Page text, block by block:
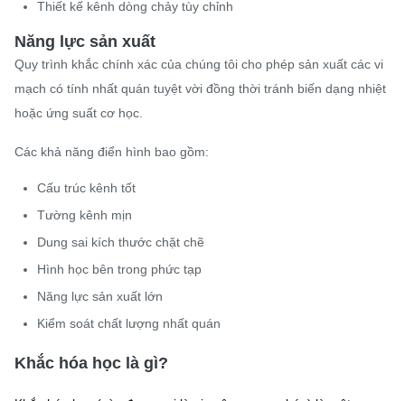
Thiết kế kênh dòng chảy tùy chỉnh
Năng lực sản xuất
Quy trình khắc chính xác của chúng tôi cho phép sản xuất các vi
mạch có tính nhất quán tuyệt vời đồng thời tránh biến dạng nhiệt
hoặc ứng suất cơ học.
Các khả năng điển hình bao gồm:
Cấu trúc kênh tốt
Tường kênh mịn
Dung sai kích thước chặt chẽ
Hình học bên trong phức tạp
Năng lực sản xuất lớn
Kiểm soát chất lượng nhất quán
Khắc hóa học là gì?